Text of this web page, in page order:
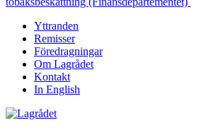
Yttranden
Remisser
Föredragningar
Om Lagrådet
Kontakt
In English